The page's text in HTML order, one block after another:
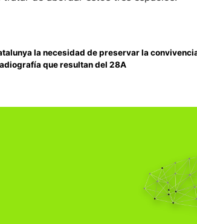
la necesidad de preservar la
que resultan del 28A